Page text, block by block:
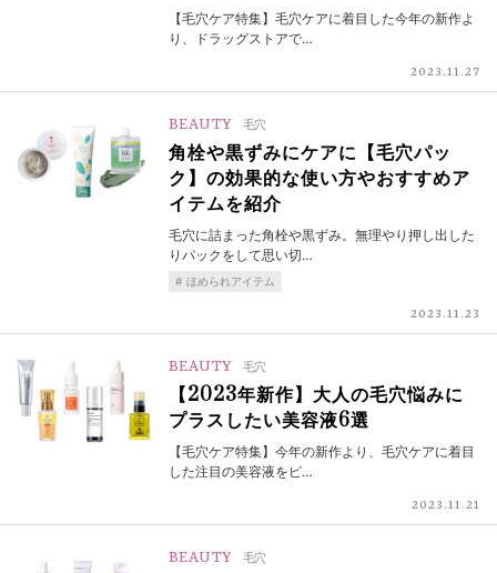
【毛穴ケア特集】毛穴ケアに着目した今年の新作よ
り、ドラッグストアで…
2023.11.27
BEAUTY 毛穴
角栓や黒ずみにケアに【毛穴パッ
ク】の効果的な使い方やおすすめア
イテムを紹介
毛穴に詰まった角栓や黒ずみ。無理やり押し出した
りパックをして思い切…
ほめられアイテム
2023.11.23
BEAUTY 毛穴
【2023年新作】大人の毛穴悩みに
プラスしたい美容液6選
【毛穴ケア特集】今年の新作より、毛穴ケアに着目
した注目の美容液をピ…
2023.11.21
BEAUTY 毛穴